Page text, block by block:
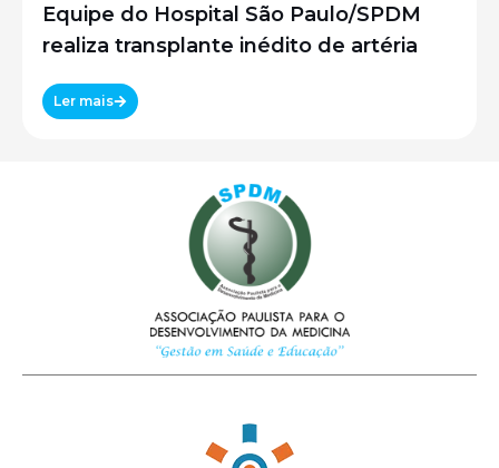
Equipe do Hospital São Paulo/SPDM
realiza transplante inédito de artéria
Ler mais